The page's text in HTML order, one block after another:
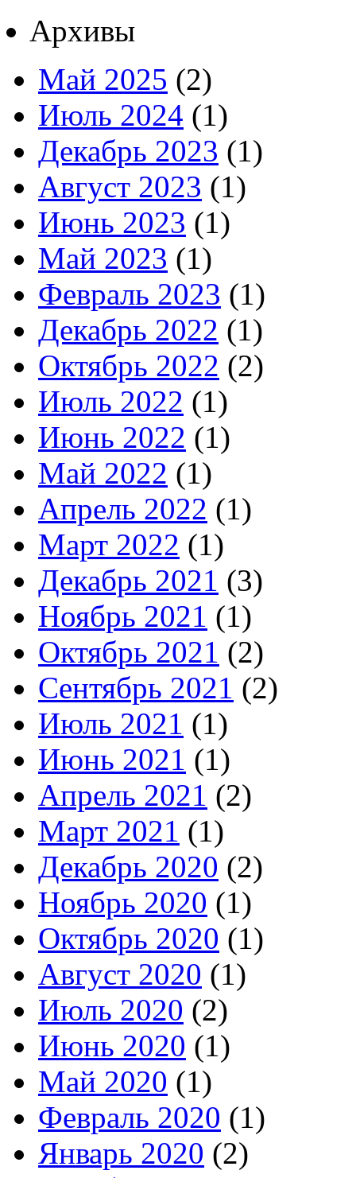
Архивы
Май 2025 (2)
Июль 2024 (1)
Декабрь 2023 (1)
Август 2023 (1)
Июнь 2023 (1)
Май 2023 (1)
Февраль 2023 (1)
Декабрь 2022 (1)
Октябрь 2022 (2)
Июль 2022 (1)
Июнь 2022 (1)
Май 2022 (1)
Апрель 2022 (1)
Март 2022 (1)
Декабрь 2021 (3)
Ноябрь 2021 (1)
Октябрь 2021 (2)
Сентябрь 2021 (2)
Июль 2021 (1)
Июнь 2021 (1)
Апрель 2021 (2)
Март 2021 (1)
Декабрь 2020 (2)
Ноябрь 2020 (1)
Октябрь 2020 (1)
Август 2020 (1)
Июль 2020 (2)
Июнь 2020 (1)
Май 2020 (1)
Февраль 2020 (1)
Январь 2020 (2)